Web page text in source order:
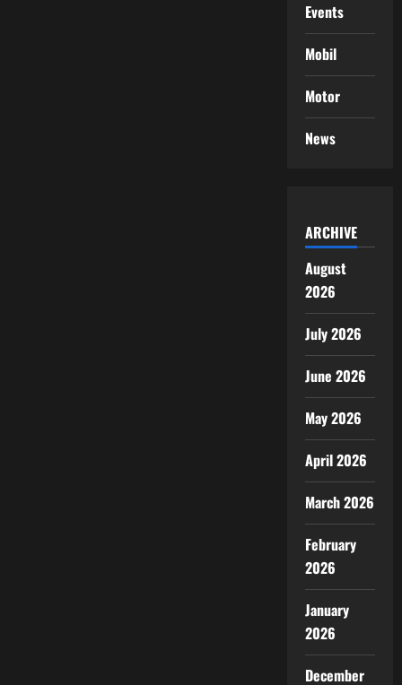
Events
Mobil
Motor
News
ARCHIVE
August
2026
July 2026
June 2026
May 2026
April 2026
March 2026
February
2026
January
2026
December